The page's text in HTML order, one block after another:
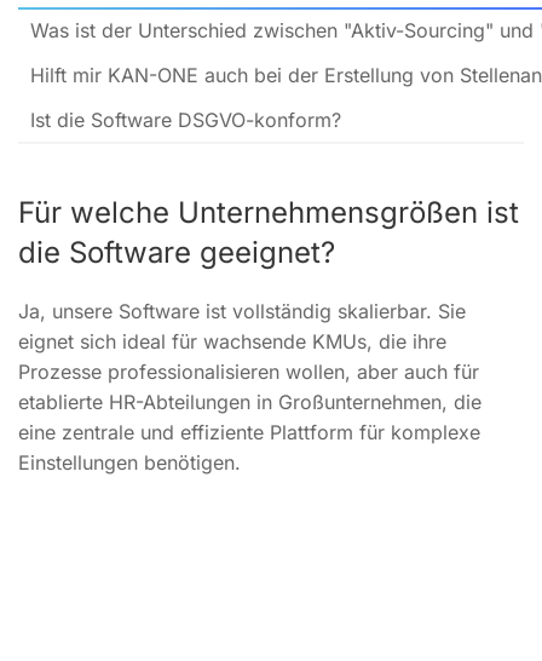
Was ist der Unterschied zwischen "Aktiv-Sourcing" und
Hilft mir KAN-ONE auch bei der Erstellung von
Ist die Software DSGVO-konform?
Für welche Unternehmensgrößen ist
die Software geeignet?
Ja, unsere Software ist vollständig skalierbar. Sie
eignet sich ideal für wachsende KMUs, die ihre
Prozesse professionalisieren wollen, aber auch für
etablierte HR-Abteilungen in Großunternehmen, die
eine zentrale und effiziente Plattform für komplexe
Einstellungen benötigen.